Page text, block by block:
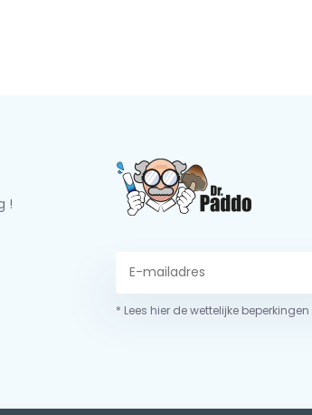
!
* Lees hier de wettelijke beperkingen